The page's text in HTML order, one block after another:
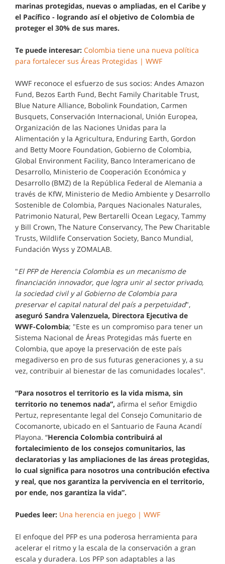
marinas protegidas, nuevas o ampliadas, en el Caribe y
el Pacífico - logrando así el objetivo de Colombia de
proteger el 30% de sus mares.
Te puede interesar: Colombia tiene una nueva política
para fortalecer sus Áreas Protegidas | WWF
WWF reconoce el esfuerzo de sus socios: Andes Amazon
Fund, Bezos Earth Fund, Becht Family Charitable Trust,
Blue Nature Alliance, Bobolink Foundation, Carmen
Busquets, Conservación Internacional, Unión Europea,
Organización de las Naciones Unidas para la
Alimentación y la Agricultura, Enduring Earth, Gordon
and Betty Moore Foundation, Gobierno de Colombia,
Global Environment Facility, Banco Interamericano de
Desarrollo, Ministerio de Cooperación Económica y
Desarrollo (BMZ) de la República Federal de Alemania a
través de KfW, Ministerio de Medio Ambiente y Desarrollo
Sostenible de Colombia, Parques Nacionales Naturales,
Patrimonio Natural, Pew Bertarelli Ocean Legacy, Tammy
y Bill Crown, The Nature Conservancy, The Pew Charitable
Trusts, Wildlife Conservation Society, Banco Mundial,
Fundación Wyss y ZOMALAB.
"El PFP de Herencia Colombia es un mecanismo de
financiación innovador, que logra unir al sector privado,
la sociedad civil y al Gobierno de Colombia para
preservar el capital natural del país a perpetuidad",
aseguró Sandra Valenzuela, Directora Ejecutiva de
WWF-Colombia; "Este es un compromiso para tener un
Sistema Nacional de Áreas Protegidas más fuerte en
Colombia, que apoye la preservación de este país
megadiverso en pro de sus futuras generaciones y, a su
vez, contribuir al bienestar de las comunidades locales".
“Para nosotros el territorio es la vida misma, sin
territorio no tenemos nada”, afirma el señor Emigdio
Pertuz, representante legal del Consejo Comunitario de
Cocomanorte, ubicado en el Santuario de Fauna Acandí
Playona. “Herencia Colombia contribuirá al
fortalecimiento de los consejos comunitarios, las
declaratorias y las ampliaciones de las áreas protegidas,
lo cual significa para nosotros una contribución efectiva
y real, que nos garantiza la pervivencia en el territorio,
por ende, nos garantiza la vida”.
Puedes leer: Una herencia en juego | WWF
El enfoque del PFP es una poderosa herramienta para
acelerar el ritmo y la escala de la conservación a gran
escala y duradera. Los PFP son adaptables a las